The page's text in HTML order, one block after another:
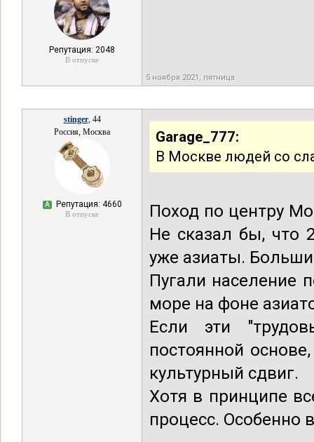
Репутация: 2048
В отпуске
5 ноября 2021, пятница
stinger, 44
Россия, Москва
А Репутация: 4660
В отпуске
Garage_777:
В Москве людей со
Поход по центру
Не сказал бы, что
уже азиаты.
Пугали население
море на фоне
Если эти
постоянной
культурный сдвиг.
Хотя в принципе
процесс. Особенно